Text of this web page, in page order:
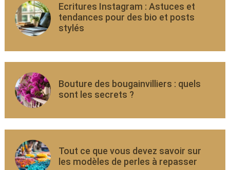
Ecritures Instagram : Astuces et
tendances pour des bio et posts
stylés
Bouture des bougainvilliers : quels
sont les secrets ?
Tout ce que vous devez savoir sur
les modèles de perles à repasser